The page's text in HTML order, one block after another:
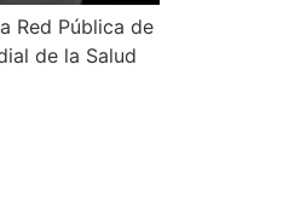
Red Pública de
de la Salud